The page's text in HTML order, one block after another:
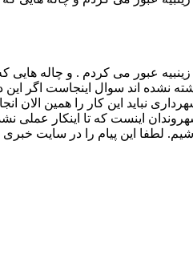
زینبیه عبور می کردم . و چاله
اند سوال اینجاست اگر این
نباید این کار را همین الان
شهروندان اینست که تا
لطفا این پیام را در سایت خبری